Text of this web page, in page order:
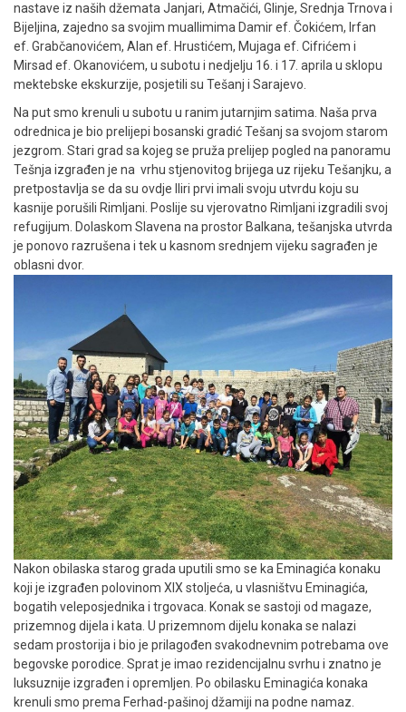
nastave iz naših džemata Janjari, Atmačići, Glinje, Srednja Trnova i
Bijeljina, zajedno sa svojim muallimima Damir ef. Čokićem, Irfan
ef. Grabčanovićem, Alan ef. Hrustićem, Mujaga ef. Cifrićem i
Mirsad ef. Okanovićem, u subotu i nedjelju 16. i 17. aprila u sklopu
mektebske ekskurzije, posjetili su Tešanj i Sarajevo.
Na put smo krenuli u subotu u ranim jutarnjim satima. Naša prva
odrednica je bio prelijepi bosanski gradić Tešanj sa svojom starom
jezgrom. Stari grad sa kojeg se pruža prelijep pogled na panoramu
Tešnja izgrađen je na vrhu stjenovitog brijega uz rijeku Tešanjku, a
pretpostavlja se da su ovdje Iliri prvi imali svoju utvrdu koju su
kasnije porušili Rimljani. Poslije su vjerovatno Rimljani izgradili svoj
refugijum. Dolaskom Slavena na prostor Balkana, tešanjska utvrda
je ponovo razrušena i tek u kasnom srednjem vijeku sagrađen je
oblasni dvor.
Nakon obilaska starog grada uputili smo se ka Eminagića konaku
koji je izgrađen polovinom XIX stoljeća, u vlasništvu Eminagića,
bogatih veleposjednika i trgovaca. Konak se sastoji od magaze,
prizemnog dijela i kata. U prizemnom dijelu konaka se nalazi
sedam prostorija i bio je prilagođen svakodnevnim potrebama ove
begovske porodice. Sprat je imao rezidencijalnu svrhu i znatno je
luksuznije izgrađen i opremljen. Po obilasku Eminagića konaka
krenuli smo prema Ferhad-pašinoj džamiji na podne namaz.